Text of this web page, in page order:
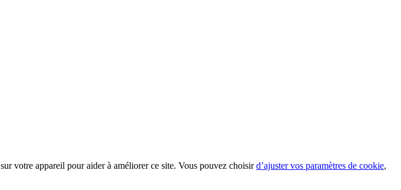
sur votre appareil pour aider à améliorer ce site. Vous pouvez choisird’ajuster vos paramètres de cookie,